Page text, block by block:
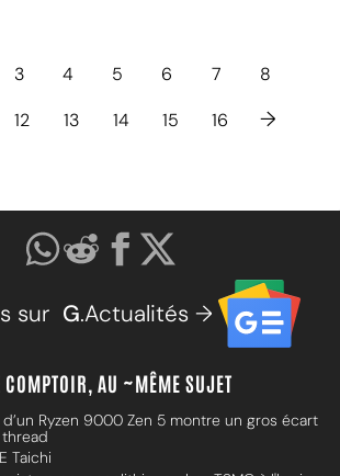
3 4 5 6 7
8
12 13 14 15 16 →
sur G.Actualités →
COMPTOIR, AU ~MÊME SUJET
Ryzen 9000 Zen 5 montre un gros écart
Taichi